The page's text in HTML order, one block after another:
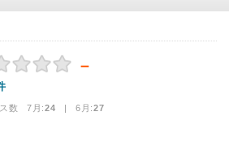
－
数 7月:24 | 6月:27